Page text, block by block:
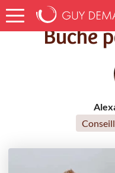
Accueil Recettes
Bûche